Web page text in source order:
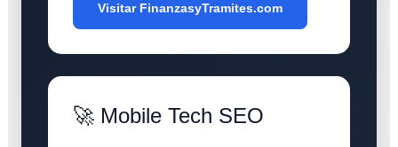
Visitar FinanzasyTramites.com
🚀 Mobile Tech SEO